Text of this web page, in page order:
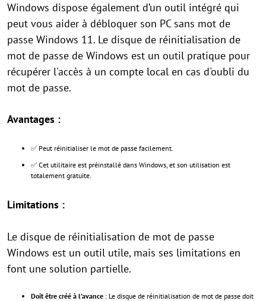
Windows dispose également d’un outil intégré qui
peut vous aider à débloquer son PC sans mot de
passe Windows 11. Le disque de réinitialisation de
mot de passe de Windows est un outil pratique pour
récupérer l'accès à un compte local en cas d'oubli du
mot de passe.
Avantages :
✅ Peut réinitialiser le mot de passe facilement.
✅ Cet utilitaire est préinstallé dans Windows, et son utilisation est
totalement gratuite.
Limitations :
Le disque de réinitialisation de mot de passe
Windows est un outil utile, mais ses limitations en
font une solution partielle.
Doit être créé à l’avance : Le disque de réinitialisation de mot de passe doit